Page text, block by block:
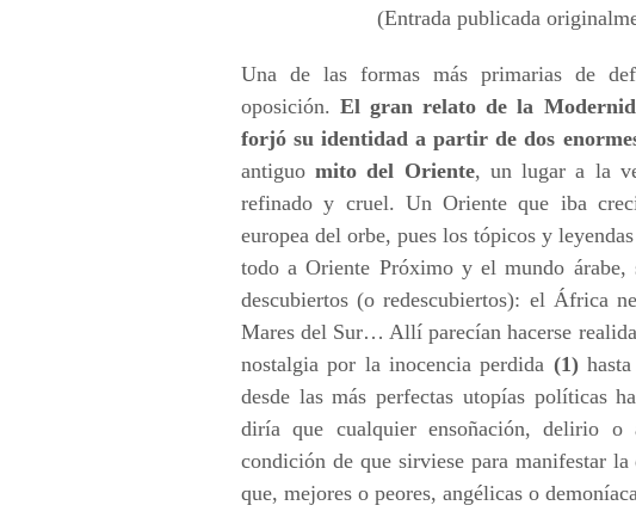
(Entrada publicada
Una de las formas más primarias de
oposición.El gran relato de la
forjó su identidad a partir de dos
antiguomito del Oriente, un lugar a la
refinado y cruel. Un Oriente que iba
europea del orbe, pues los tópicos y leyendas
todo a Oriente Próximo y el mundo
descubiertos (o redescubiertos): el África
Mares del Sur… Allí parecían hacerse
nostalgia por la inocencia perdida (1)hasta
desde las más perfectas utopías políticas
diría que cualquier ensoñación, delirio o
condición de que sirviese para manifestar la
que, mejores o peores, angélicas o